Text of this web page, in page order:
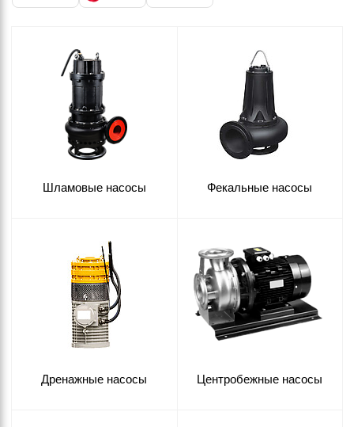
Шламовые насосы Фекальные насосы
Дренажные насосы Центробежные насосы